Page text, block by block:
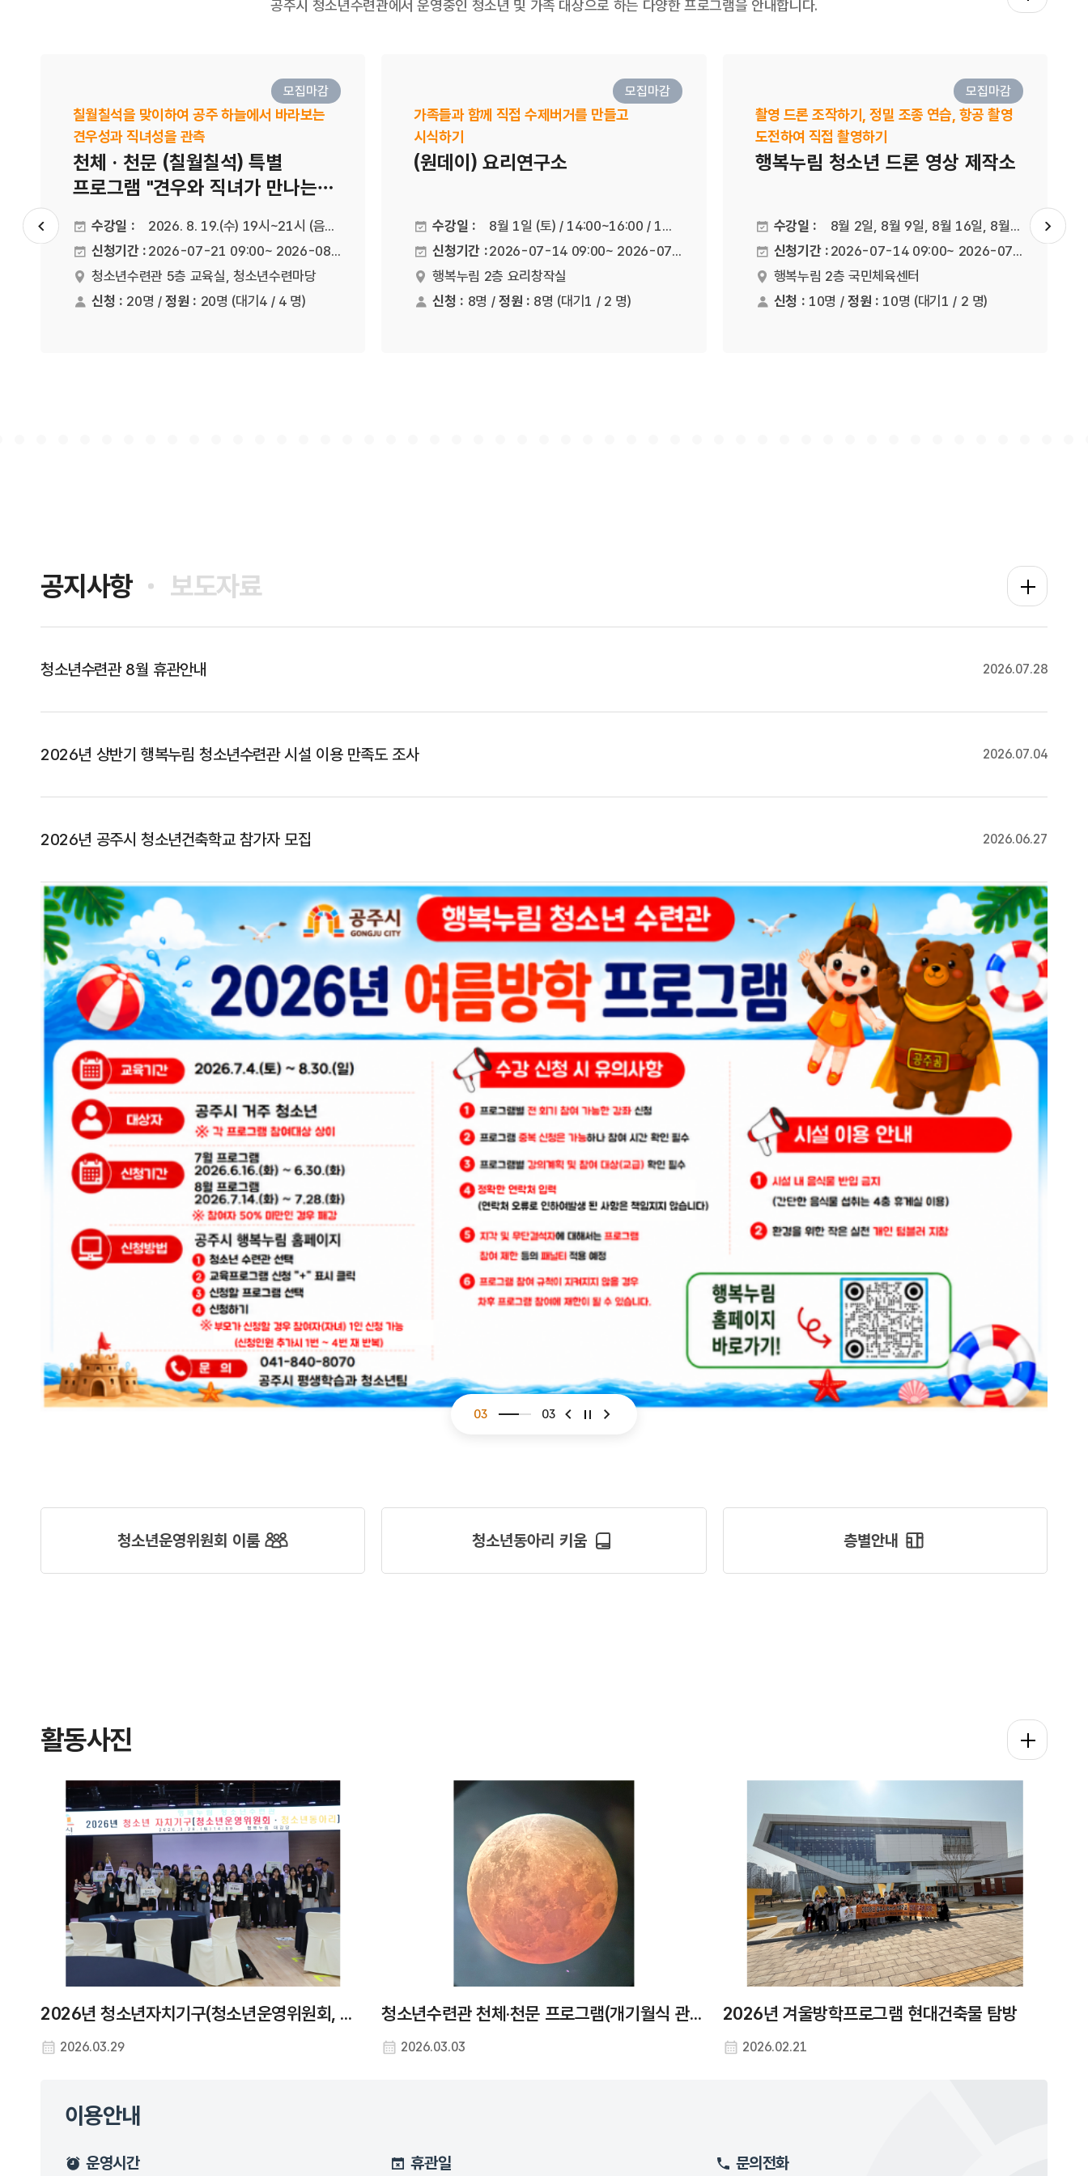
공주시 청소년수련관에서 운영중인 청소년 및 가족 대상으로 하는 다양한 프로그램을 안내합니다.
모집마감
칠월칠석을 맞이하여 공주 하늘에서 바라보는
견우성과 직녀성을 관측
천체 · 천문 (칠월칠석) 특별
프로그램 "견우와 직녀가 만나는
수강일 :
2026. 8. 19.(수) 19시~21시 (음력 7월 7일)
신청기간 :
2026-07-21 09:00~ 2026-08-14 21:00
진행장소
청소년수련관 5층 교육실, 청소년수련마당
신청 : 20명 /정원 : 20명 (대기4 / 4 명)
모집마감
가족들과 함께 직접 수제버거를 만들고
시식하기
(원데이) 요리연구소
수강일 :
8월 1일 (토) / 14:00~16:00 / 1회기
신청기간 :
2026-07-14 09:00~ 2026-07-28 21:00
진행장소
행복누림 2층 요리창작실
신청 : 8명 / 정원 : 8명 (대기1 / 2 명)
모집마감
촬영 드론 조작하기, 정밀 조종 연습, 항공 촬영
도전하여 직접 촬영하기
행복누림 청소년 드론 영상 제작소
수강일 :
8월 2일, 8월 9일, 8월 16일, 8월 23일 / 10:00~12:00 / 4회기 / 매주 일요일
신청기간 :
2026-07-14 09:00~ 2026-07-28 21:00
진행장소
행복누림 2층 국민체육센터
신청 : 10명 / 정원 : 10명 (대기1 / 2 명)
슬라이드 이전 슬라이
공지사항 보도자료
청소년수련관 8월 휴관안내 2026.07.28
2026년 상반기 행복누림 청소년수련관 시설 이용 만족도 조사 2026.07.04
2026년 공주시 청소년건축학교 참가자 모집 2026.06.27
공지사항 더보
01 03
슬라이드 이전
청소년운영위원회 이룸 청소년동아리 키움 층별안내
활동사진
2026년 청소년자치기구(청소년운영위원회, 청소년동아리) 연합 발대식
2026.03.29
청소년수련관 천체·천문 프로그램(개기월식 관측) 행사 사진
2026.03.03
2026년 겨울방학프로그램 현대건축물 탐방
2026.02.21
평생학습관 갤
이용안내
운영시간 휴관일 문의전화